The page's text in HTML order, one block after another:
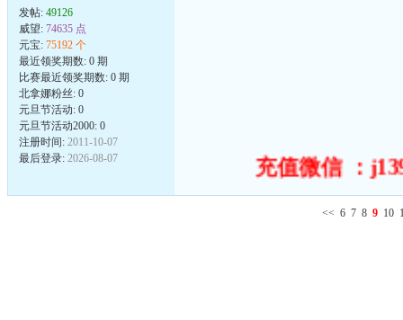
发帖: 49126
威望: 74635 点
元宝: 75192 个
最近领奖期数: 0 期
比赛最近领奖期数: 0 期
北拿娜粉丝: 0
元旦节活动: 0
元旦节活动2000: 0
注册时间: 2011-10-07
最后登录: 2026-08-07 充值微信 ：
<< 6 7 8 9 10